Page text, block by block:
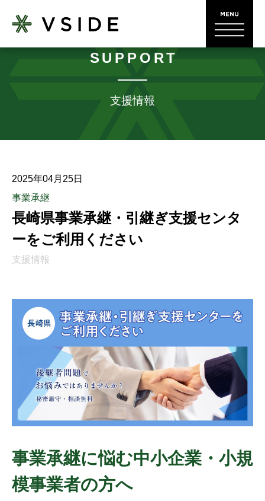
SUPPORT
支援情報
2025年04月25日
事業承継
長崎県事業承継・引継ぎ支援センタ
ーをご利用ください
支援情報
事業承継に悩む中小企業・小規
模事業者の方へ